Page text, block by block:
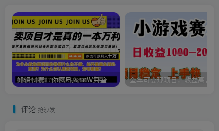
知识付费，你离月入10W只差一个开始！26年给自己一个机会，挖金子不如买铲子【揭秘】
评论 抢沙发